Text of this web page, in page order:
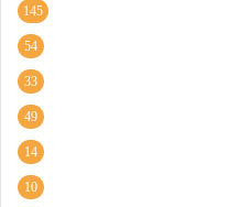
145
54
33
49
14
10